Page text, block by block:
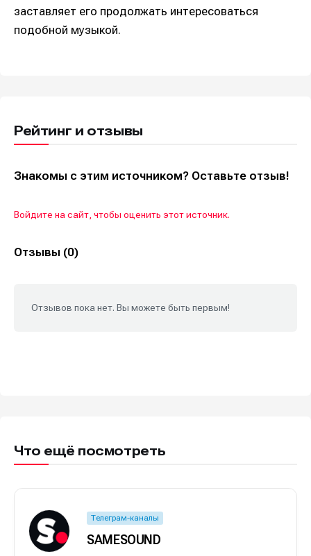
заставляет его продолжать интересоваться
подобной музыкой.
Рейтинг и отзывы
Знакомы с этим источником? Оставьте отзыв!
Войдите на сайт, чтобы оценить этот источник.
Отзывы (0)
Отзывов пока нет. Вы можете быть первым!
Что ещё посмотреть
Телеграм-каналы
SAMESOUND